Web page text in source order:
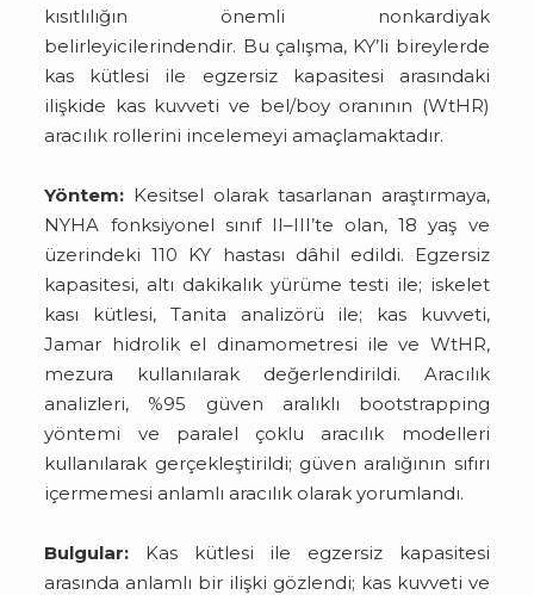
kısıtlılığın önemli nonkardiyak
belirleyicilerindendir. Bu çalışma, KY’li bireylerde
kas kütlesi ile egzersiz kapasitesi arasındaki
ilişkide kas kuvveti ve bel/boy oranının (WtHR)
aracılık rollerini incelemeyi amaçlamaktadır.
Yöntem: Kesitsel olarak tasarlanan araştırmaya,
NYHA fonksiyonel sınıf II–III’te olan, 18 yaş ve
üzerindeki 110 KY hastası dâhil edildi. Egzersiz
kapasitesi, altı dakikalık yürüme testi ile; iskelet
kası kütlesi, Tanita analizörü ile; kas kuvveti,
Jamar hidrolik el dinamometresi ile ve WtHR,
mezura kullanılarak değerlendirildi. Aracılık
analizleri, %95 güven aralıklı bootstrapping
yöntemi ve paralel çoklu aracılık modelleri
kullanılarak gerçekleştirildi; güven aralığının sıfırı
içermemesi anlamlı aracılık olarak yorumlandı.
Bulgular: Kas kütlesi ile egzersiz kapasitesi
arasında anlamlı bir ilişki gözlendi; kas kuvveti ve